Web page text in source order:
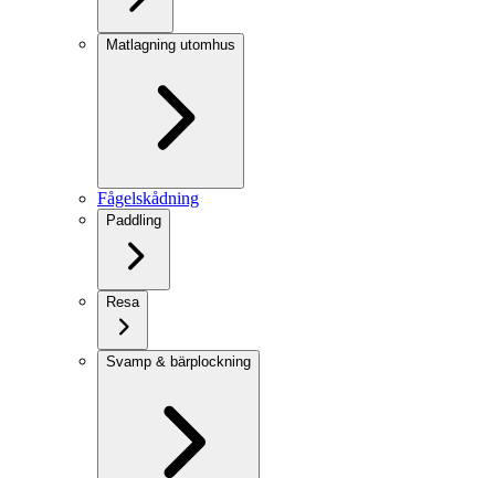
Matlagning utomhus
Fågelskådning
Paddling
Resa
Svamp & bärplockning